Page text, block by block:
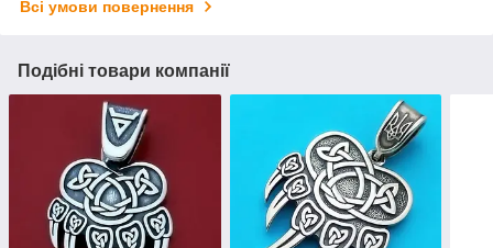
Всі умови повернення
Подібні товари компанії